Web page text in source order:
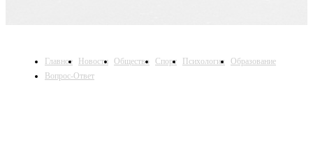
Главное Новости Общество Спорт Психология
Образование
Вопрос-Ответ